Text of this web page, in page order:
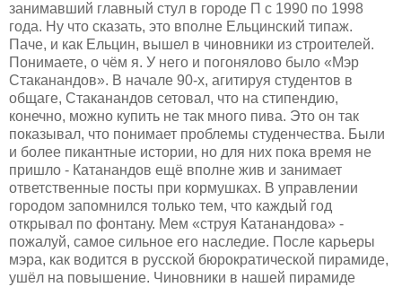
занимавший главный стул в городе П с 1990 по 1998
года. Ну что сказать, это вполне Ельцинский типаж.
Паче, и как Ельцин, вышел в чиновники из строителей.
Понимаете, о чём я. У него и погонялово было «Мэр
Стаканандов». В начале 90-х, агитируя студентов в
общаге, Стаканандов сетовал, что на стипендию,
конечно, можно купить не так много пива. Это он так
показывал, что понимает проблемы студенчества. Были
и более пикантные истории, но для них пока время не
пришло - Катанандов ещё вполне жив и занимает
ответственные посты при кормушках. В управлении
городом запомнился только тем, что каждый год
открывал по фонтану. Мем «струя Катанандова» -
пожалуй, самое сильное его наследие. После карьеры
мэра, как водится в русской бюрократической пирамиде,
ушёл на повышение. Чиновники в нашей пирамиде